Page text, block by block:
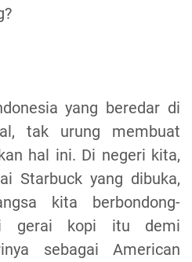
yang beredar di
tak urung membuat
hal ini. Di negeri kita,
Starbuck yang dibuka,
kita berbondong-
gerai kopi itu demi
sebagai American